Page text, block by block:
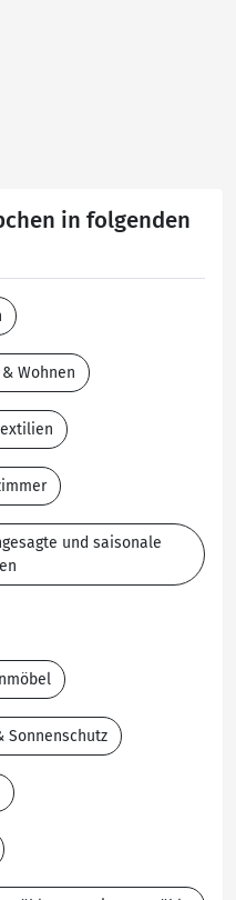
in folgenden
Wohnen
und saisonale
Sonnenschutz